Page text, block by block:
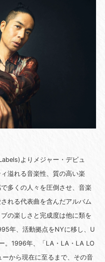
よりメジャー・デビュ
溢れる音楽性、質の高い楽
多くの人々を圧倒させ、音楽
れる代表曲を含んだアルバム
の楽しさと完成度は他に類を
年、活動拠点をNYに移し、U
。1996年、「LA・LA・LA LO
から現在に至るまで、その音